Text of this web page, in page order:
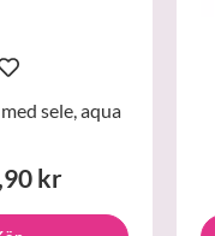
sele, aqua
kr